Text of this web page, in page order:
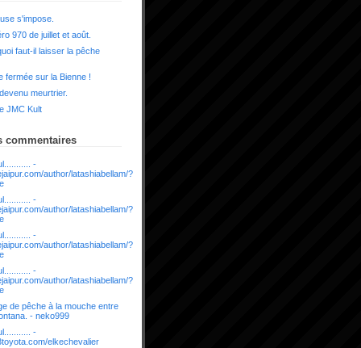
s'impose.
970 de juillet et août.
faut-il laisser la pêche
fermée sur la Bienne !
meurtrier.
JMC Kult
commentaires
-
author/latashiabellam/?
-
author/latashiabellam/?
-
author/latashiabellam/?
-
author/latashiabellam/?
de pêche à la mouche entre
- neko999
-
elkechevalier